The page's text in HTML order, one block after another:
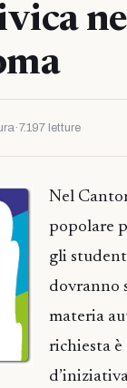
·7.197 letture
Nel
popolare
gli
dovranno
materia
richiesta